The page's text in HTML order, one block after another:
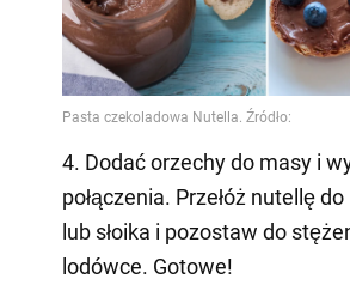
4. Dodać orzechy do masy i
połączenia. Przełóż nutellę
lub słoika i pozostaw do
lodówce. Gotowe!